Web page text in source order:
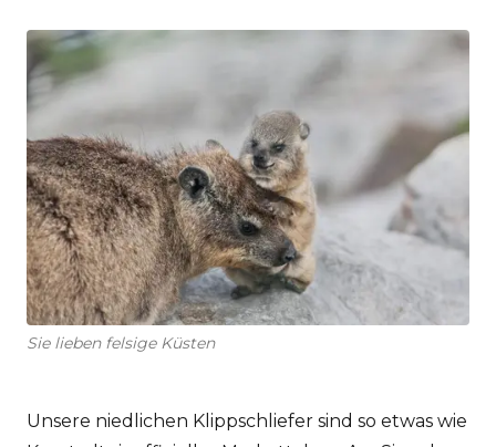
Sie lieben felsige Küsten
Unsere niedlichen Klippschliefer sind so etwas wie